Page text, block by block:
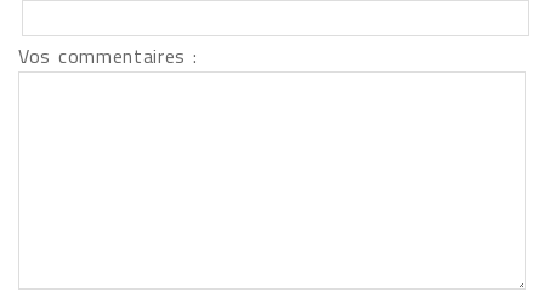
Vos commentaires :